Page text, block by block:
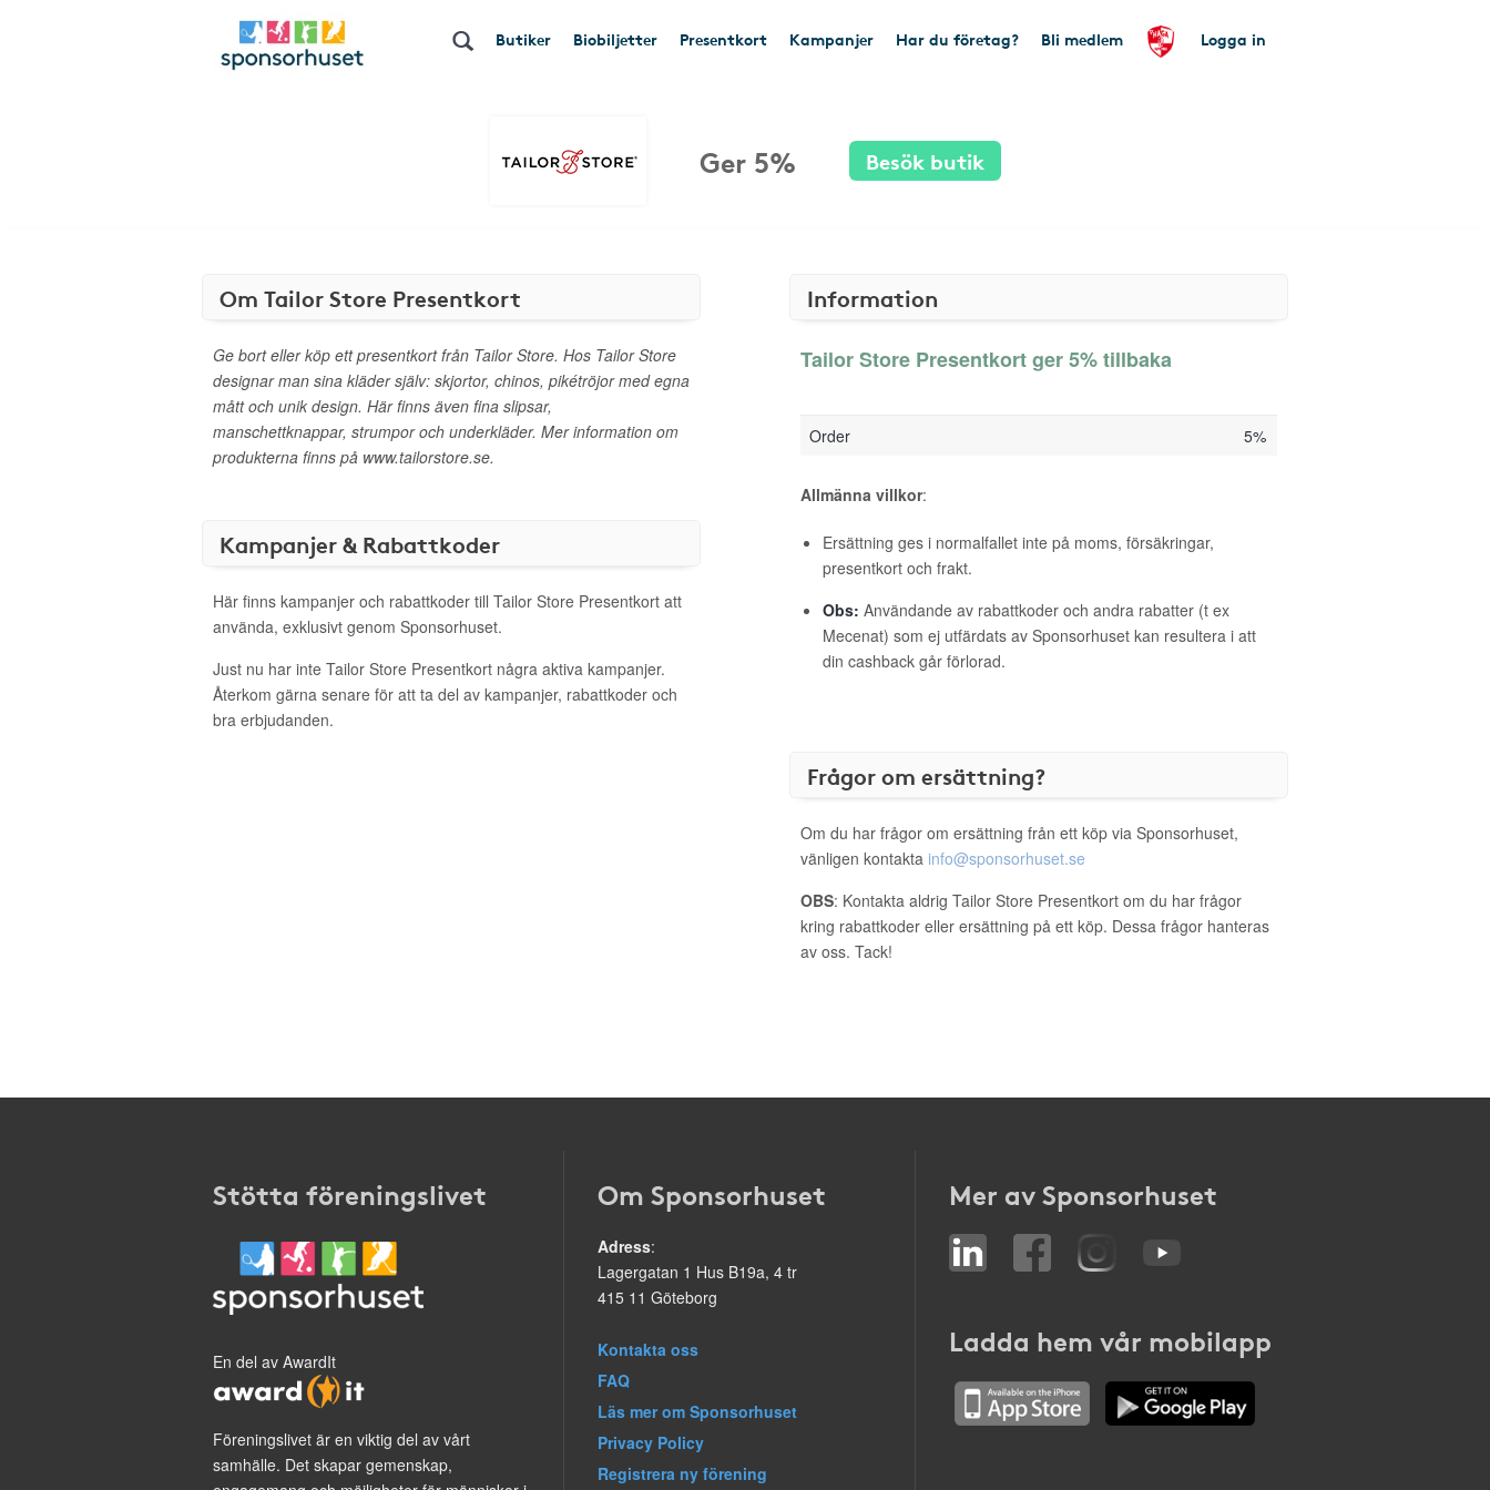
Butiker Biobiljetter Presentkort Kampanjer Har du företag? Bli medlem Logga in
Ger 5% Besök butik
Om Tailor Store Presentkort
Ge bort eller köp ett presentkort från Tailor Store. Hos Tailor Store
designar man sina kläder själv: skjortor, chinos, pikétröjor med egna
mått och unik design. Här finns även fina slipsar,
manschettknappar, strumpor och underkläder. Mer information om
produkterna finns på www.tailorstore.se.
Kampanjer & Rabattkoder
Här finns kampanjer och rabattkoder till Tailor Store Presentkort att
använda, exklusivt genom Sponsorhuset.
Just nu har inte Tailor Store Presentkort några aktiva kampanjer.
Återkom gärna senare för att ta del av kampanjer, rabattkoder och
bra erbjudanden.
Information
Tailor Store Presentkort ger 5% tillbaka
Order 5%
Allmänna villkor:
Ersättning ges i normalfallet inte på moms, försäkringar,
presentkort och frakt.
Obs: Användande av rabattkoder och andra rabatter (t ex
Mecenat) som ej utfärdats av Sponsorhuset kan resultera i att
din cashback går förlorad.
Frågor om ersättning?
Om du har frågor om ersättning från ett köp via Sponsorhuset,
vänligen kontakta info@sponsorhuset.se
OBS: Kontakta aldrig Tailor Store Presentkort om du har frågor
kring rabattkoder eller ersättning på ett köp. Dessa frågor hanteras
av oss. Tack!
Stötta föreningslivet
En del av AwardIt
Föreningslivet är en viktig del av vårt
samhälle. Det skapar gemenskap,
Om Sponsorhuset
Adress:
Lagergatan 1 Hus B19a, 4 tr
415 11 Göteborg
Kontakta oss
FAQ
Läs mer om Sponsorhuset
Privacy Policy
Registrera ny förening
Mer av Sponsorhuset
Ladda hem vår mobilapp